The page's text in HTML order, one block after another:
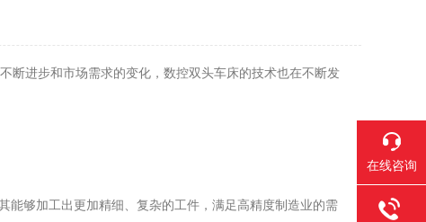
进步和市场需求的变化，数控双头车床的技术也在不断发
够加工出更加精细、复杂的工件，满足高精度制造业的需
在线咨询